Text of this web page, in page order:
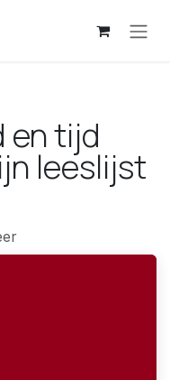
en tijd
leeslijst